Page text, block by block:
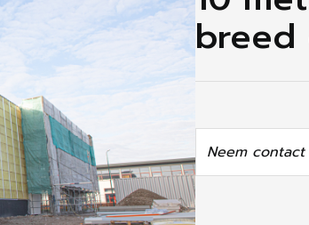
breed
Neem